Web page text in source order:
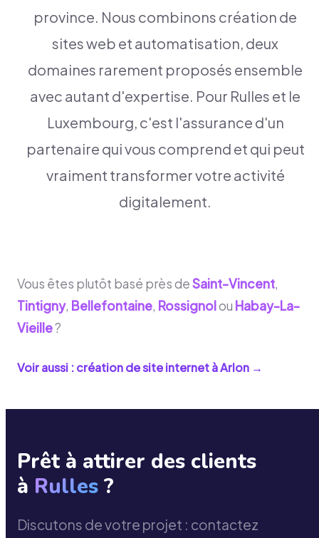
province. Nous combinons création de
sites web et automatisation, deux
domaines rarement proposés ensemble
avec autant d'expertise. Pour Rulles et le
Luxembourg, c'est l'assurance d'un
partenaire qui vous comprend et qui peut
vraiment transformer votre activité
digitalement.
Vous êtes plutôt basé près deSaint-Vincent,
Tintigny, Bellefontaine, Rossignolou Habay-La-
Vieille?
Voir aussi : création de site internet àArlon →
Prêt à attirer des clients
à Rulles ?
Discutons de votre projet : contactez